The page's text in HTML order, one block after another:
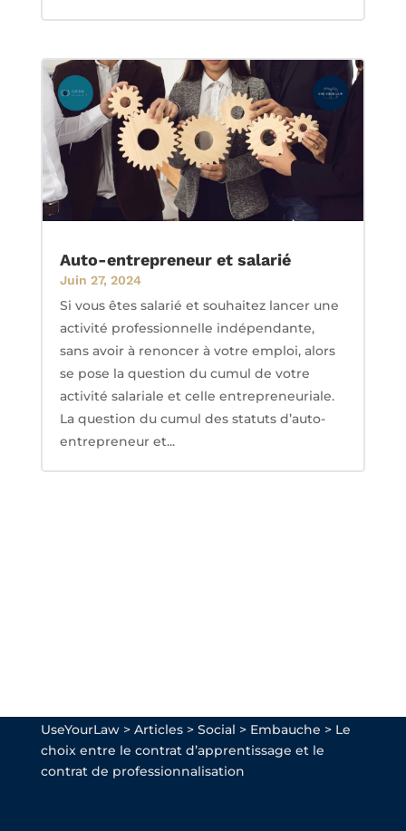
Auto-entrepreneur et salarié
Juin 27, 2024
Si vous êtes salarié et souhaitez lancer une
activité professionnelle indépendante,
sans avoir à renoncer à votre emploi, alors
se pose la question du cumul de votre
activité salariale et celle entrepreneuriale.
La question du cumul des statuts d’auto-
entrepreneur et...
UseYourLaw> Articles> Social > Embauche > Le
choix entre le contrat d’apprentissage et le
contrat de professionnalisation